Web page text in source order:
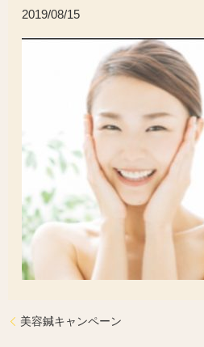
2019/08/15
美容鍼キャンペーン